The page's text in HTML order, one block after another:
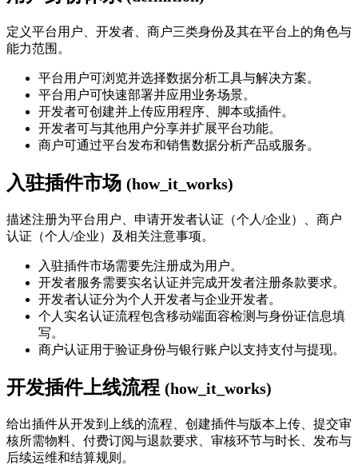
定义平台用户、开发者、商户三类身份及其在平台上的角色与
能力范围。
平台用户可浏览并选择数据分析工具与解决方案。
平台用户可快速部署并应用业务场景。
开发者可创建并上传应用程序、脚本或插件。
开发者可与其他用户分享并扩展平台功能。
商户可通过平台发布和销售数据分析产品或服务。
入驻插件市场 (how_it_works)
描述注册为平台用户、申请开发者认证（个人/企业）、商户
认证（个人/企业）及相关注意事项。
入驻插件市场需要先注册成为用户。
开发者服务需要实名认证并完成开发者注册条款要求。
开发者认证分为个人开发者与企业开发者。
个人实名认证流程包含移动端面容检测与身份证信息填
写。
商户认证用于验证身份与银行账户以支持支付与提现。
开发插件上线流程 (how_it_works)
给出插件从开发到上线的流程、创建插件与版本上传、提交审
核所需物料、付费订阅与退款要求、审核环节与时长、发布与
后续运维和结算规则。